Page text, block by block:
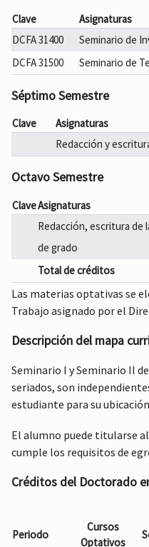
Clave Asignaturas
DCFA 31400
Seminario de
DCFA 31500
Seminario de
Séptimo Semestre
Clave Asignaturas
Redacción y
Octavo Semestre
ClaveAsignaturas
Redacción, escritura de
de grado
Total de créditos
Las materias optativas se
Trabajo asignado por el
Descripción del mapa
Seminario I y Seminario II
seriados, son
estudiante para su
El alumno puede titularse
cumple los requisitos de
Créditos del Doctorado
Periodo
Cursos
Optativos